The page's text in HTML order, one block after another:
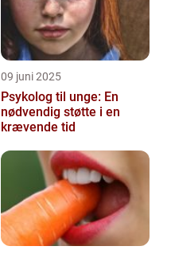
09 juni 2025
Psykolog til unge: En
nødvendig støtte i en
krævende tid